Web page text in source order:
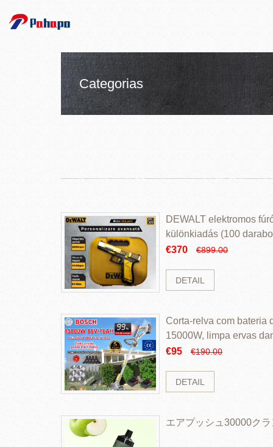
Categorias
DEWALT elektromos
különkiadás (100
€370
€899.00
DETAIL
Corta-relva com bateria
15000W, limpa ervas
rapidamente
€95 €190.00
DETAIL
エアプッシュ30000ク